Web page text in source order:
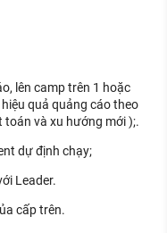
lên camp trên 1 hoặc
quả quảng cáo theo
toán và xu hướng mới );.
dự định chạy;
Leader.
cấp trên.